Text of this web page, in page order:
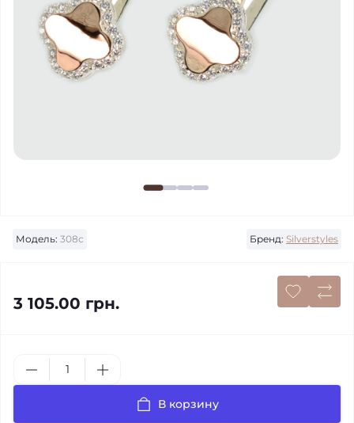
Модель: 308с Бренд: Silverstyles
3 105.00 грн.
В корзину